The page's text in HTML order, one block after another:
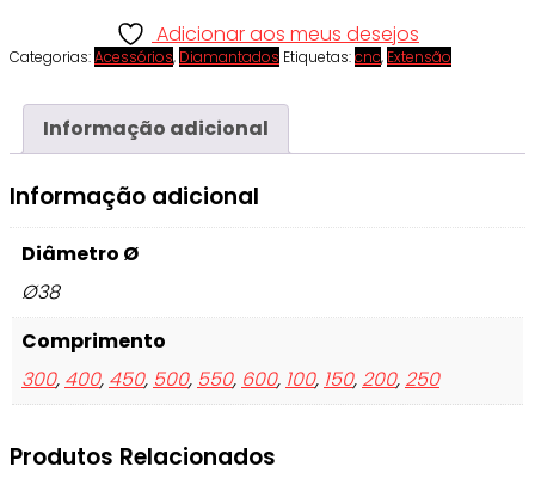
Adicionar aos meus desejos
Categorias:Acessórios, Diamantados Etiquetas:cnc, Extensão
Informação adicional
Informação adicional
Diâmetro Ø
Ø38
Comprimento
300, 400, 450, 500, 550, 600, 100, 150, 200, 250
Produtos Relacionados